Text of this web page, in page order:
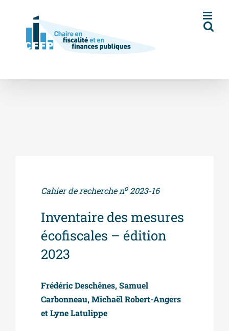
Cahier de recherche no2023-16
Inventaire des mesures
écofiscales – édition
2023
Frédéric Deschênes, Samuel
Carbonneau, Michaël Robert-Angers
et Lyne Latulippe